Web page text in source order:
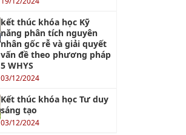
kết thúc khóa học Kỹ
năng phân tích nguyên
nhân gốc rễ và giải quyết
vấn đề theo phương pháp
5 WHYS
03/12/2024
Kết thúc khóa học Tư duy
sáng tạo
03/12/2024